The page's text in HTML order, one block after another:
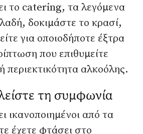
το catering, τα λεγόμενα
δοκιμάστε το κρασί,
για οποιοδήποτε έξτρα
που επιθυμείτε
περιεκτικότητα αλκοόλης.
τη συμφωνία
ικανοποιημένοι από τα
έχετε φτάσει στο